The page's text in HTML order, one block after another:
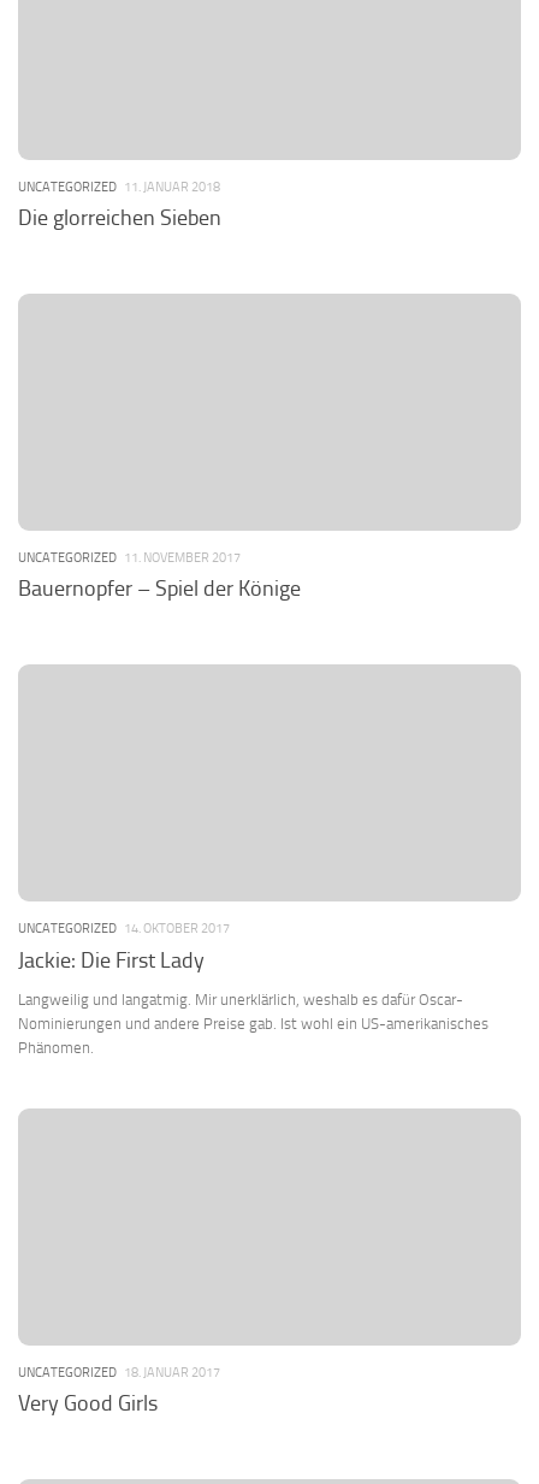
UNCATEGORIZED 11. JANUAR 2018
Die glorreichen Sieben
UNCATEGORIZED 11. NOVEMBER 2017
Bauernopfer – Spiel der Könige
UNCATEGORIZED 14. OKTOBER 2017
Jackie: Die First Lady
Langweilig und langatmig. Mir unerklärlich, weshalb es dafür Oscar-
Nominierungen und andere Preise gab. Ist wohl ein US-amerikanisches
Phänomen.
UNCATEGORIZED 18. JANUAR 2017
Very Good Girls